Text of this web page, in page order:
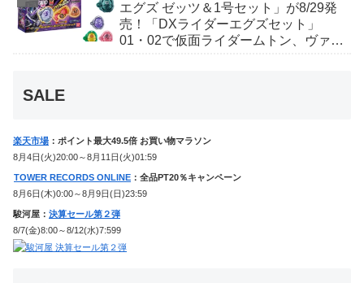
エグズ ゼッツ＆1号セット」が8/29発
売！「DXライダーエグズセット」
01・02で仮面ライダームトン、ヴァン
SALE
楽天市場 ：ポイント最大49.5倍 お買い物マラソン
8月4日(火)20:00～8月11日(火)01:59
TOWER RECORDS ONLINE ：全品PT20％キャンペーン
8月6日(木)0:00～8月9日(日)23:59
駿河屋： 決算セール第２弾
8/7(金)8:00～8/12(水)7:599